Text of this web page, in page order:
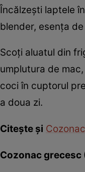
Încălzești laptele
blender, esența
Scoți aluatul din
umplutura de
coci în cuptorul
a doua zi.
Citește și
Cozonac grecesc